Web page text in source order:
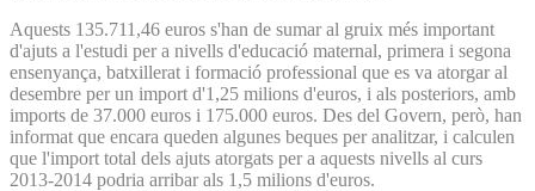
Aquests 135.711,46 euros s'han de sumar al gruix més important
d'ajuts a l'estudi per a nivells d'educació maternal, primera i segona
ensenyança, batxillerat i formació professional que es va atorgar al
desembre per un import d'1,25 milions d'euros, i als posteriors, amb
imports de 37.000 euros i 175.000 euros. Des del Govern, però, han
informat que encara queden algunes beques per analitzar, i calculen
que l'import total dels ajuts atorgats per a aquests nivells al curs
2013-2014 podria arribar als 1,5 milions d'euros.